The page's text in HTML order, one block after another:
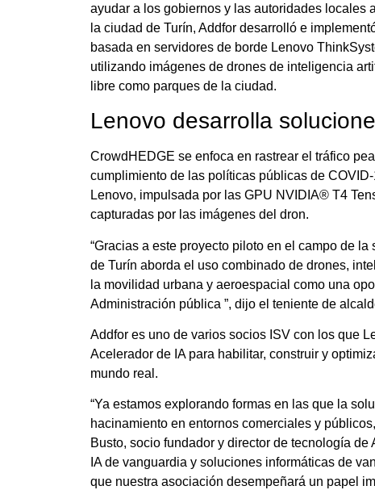
ayudar a los gobiernos y las autoridades locales
la ciudad de Turín, Addfor desarrolló e
basada en servidores de borde Lenovo
utilizando imágenes de drones de inteligencia
libre como parques de la ciudad.
Lenovo desarrolla
CrowdHEDGE se enfoca en rastrear el tráfico
cumplimiento de las políticas públicas de
Lenovo, impulsada por las GPU NVIDIA® T4
capturadas por las imágenes del dron.
“Gracias a este proyecto piloto en el campo de
de Turín aborda el uso combinado de drones,
la movilidad urbana y aeroespacial como una
Administración pública ”, dijo el teniente de
Addfor es uno de varios socios ISV con los que
Acelerador de IA para habilitar, construir y
mundo real.
“Ya estamos explorando formas en las que la
hacinamiento en entornos comerciales y
Busto, socio fundador y director de tecnología
IA de vanguardia y soluciones informáticas de
que nuestra asociación desempeñará un papel